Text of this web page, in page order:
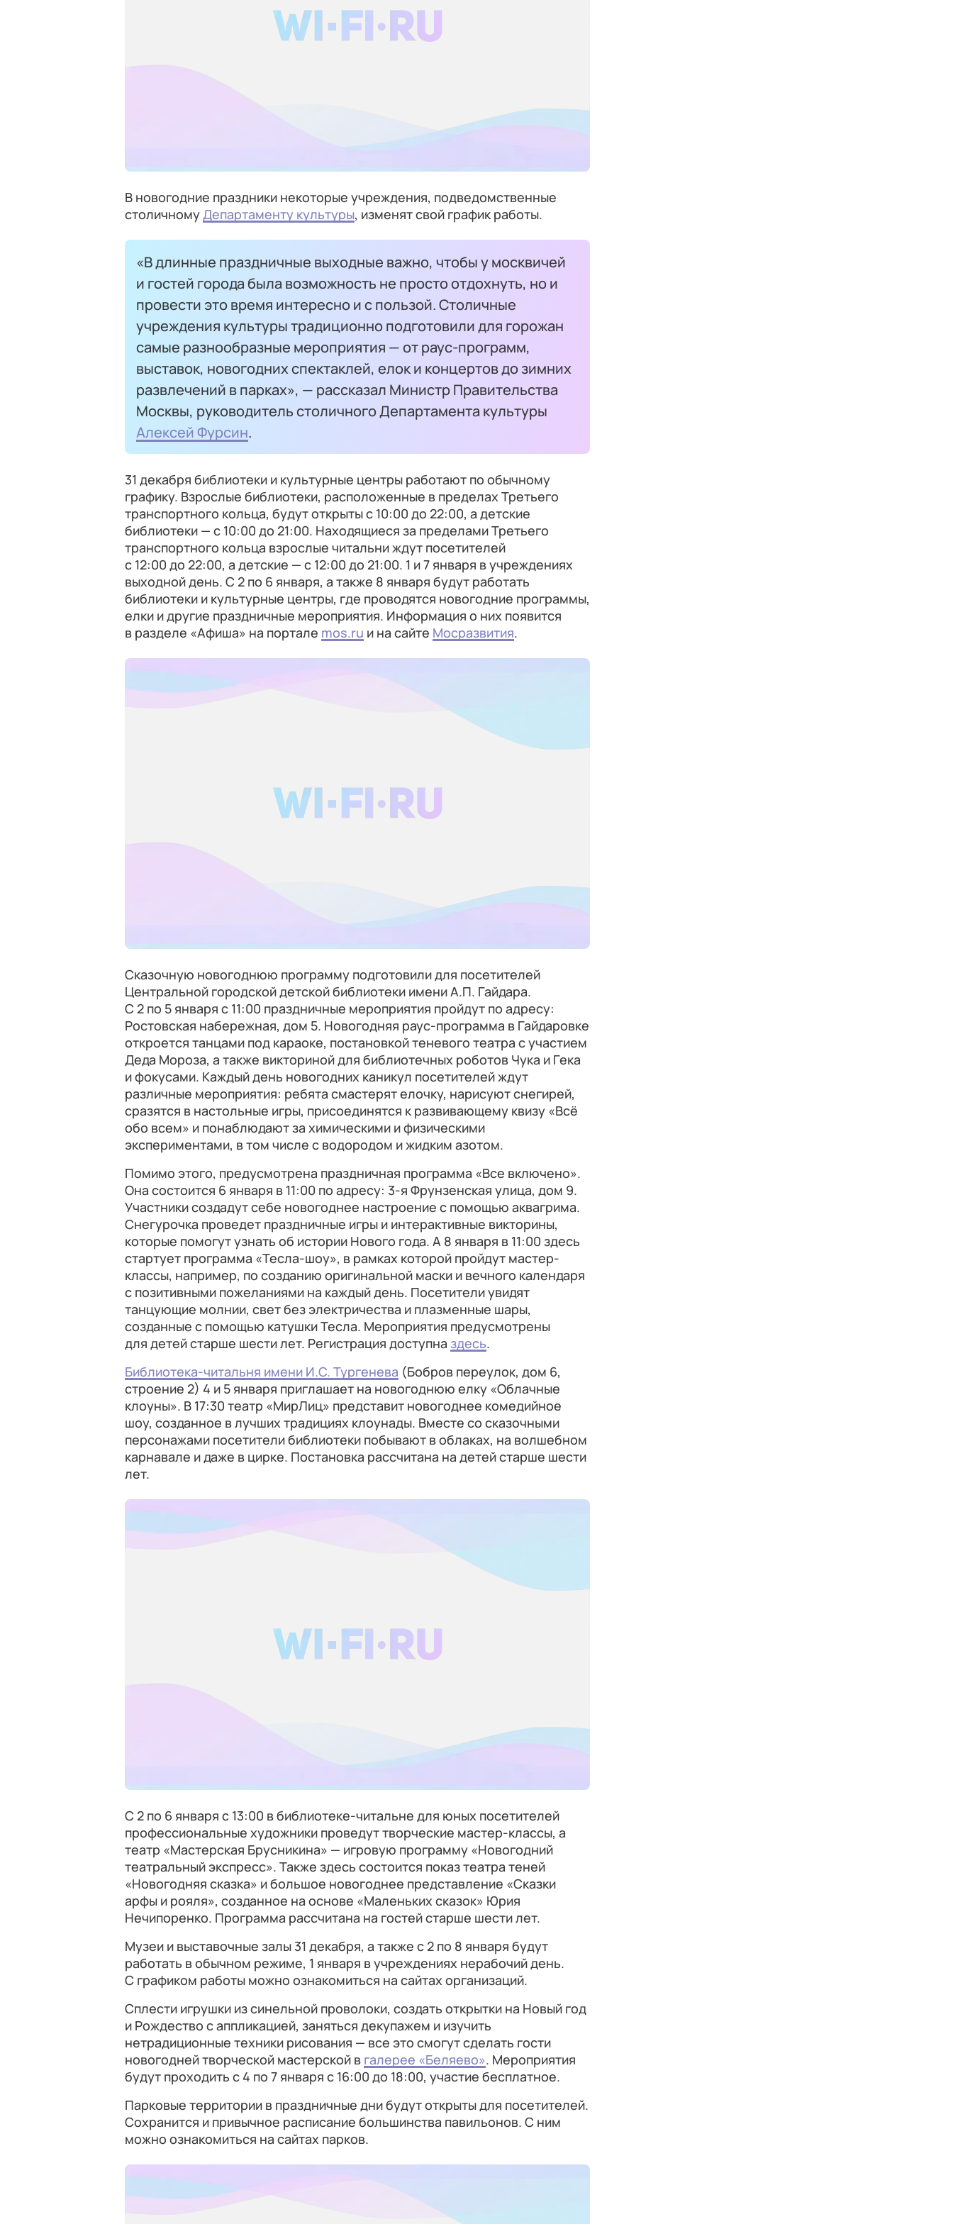
В новогодние праздники некоторые учреждения, подведомственные
столичномуДепартаменту культуры, изменят свой график работы.
«В длинные праздничные выходные важно, чтобы у москвичей
и гостей города была возможность не просто отдохнуть, но и
провести это время интересно и с пользой. Столичные
учреждения культуры традиционно подготовили для горожан
самые разнообразные мероприятия — от раус-программ,
выставок, новогодних спектаклей, елок и концертов до зимних
развлечений в парках», — рассказал Министр Правительства
Москвы, руководитель столичного Департамента культуры
Алексей Фурсин.
31 декабря библиотеки и культурные центры работают по обычному
графику. Взрослые библиотеки, расположенные в пределах Третьего
транспортного кольца, будут открыты с 10:00 до 22:00, а детские
библиотеки — с 10:00 до 21:00. Находящиеся за пределами Третьего
транспортного кольца взрослые читальни ждут посетителей
с 12:00 до 22:00, а детские — с 12:00 до 21:00. 1 и 7 января в учреждениях
выходной день. С 2 по 6 января, а также 8 января будут работать
библиотеки и культурные центры, где проводятся новогодние программы,
елки и другие праздничные мероприятия. Информация о них появится
в разделе «Афиша» на портале mos.ru и на сайте Мосразвития.
Сказочную новогоднюю программу подготовили для посетителей
Центральной городской детской библиотеки имени А.П. Гайдара.
С 2 по 5 января с 11:00 праздничные мероприятия пройдут по адресу:
Ростовская набережная, дом 5. Новогодняя раус-программа в Гайдаровке
откроется танцами под караоке, постановкой теневого театра с участием
Деда Мороза, а также викториной для библиотечных роботов Чука и Гека
и фокусами. Каждый день новогодних каникул посетителей ждут
различные мероприятия: ребята смастерят елочку, нарисуют снегирей,
сразятся в настольные игры, присоединятся к развивающему квизу «Всё
обо всем» и понаблюдают за химическими и физическими
экспериментами, в том числе с водородом и жидким азотом.
Помимо этого, предусмотрена праздничная программа «Все включено».
Она состоится 6 января в 11:00 по адресу: 3-я Фрунзенская улица, дом 9.
Участники создадут себе новогоднее настроение с помощью аквагрима.
Снегурочка проведет праздничные игры и интерактивные викторины,
которые помогут узнать об истории Нового года. А 8 января в 11:00 здесь
стартует программа «Тесла-шоу», в рамках которой пройдут мастер-
классы, например, по созданию оригинальной маски и вечного календаря
с позитивными пожеланиями на каждый день. Посетители увидят
танцующие молнии, свет без электричества и плазменные шары,
созданные с помощью катушки Тесла. Мероприятия предусмотрены
для детей старше шести лет. Регистрация доступна здесь.
Библиотека-читальня имени И.С. Тургенева (Бобров переулок, дом 6,
строение 2) 4 и 5 января приглашает на новогоднюю елку «Облачные
клоуны». В 17:30 театр «МирЛиц» представит новогоднее комедийное
шоу, созданное в лучших традициях клоунады. Вместе со сказочными
персонажами посетители библиотеки побывают в облаках, на волшебном
карнавале и даже в цирке. Постановка рассчитана на детей старше шести
лет.
С 2 по 6 января с 13:00 в библиотеке-читальне для юных посетителей
профессиональные художники проведут творческие мастер-классы, а
театр «Мастерская Брусникина» — игровую программу «Новогодний
театральный экспресс». Также здесь состоится показ театра теней
«Новогодняя сказка» и большое новогоднее представление «Сказки
арфы и рояля», созданное на основе «Маленьких сказок» Юрия
Нечипоренко. Программа рассчитана на гостей старше шести лет.
Музеи и выставочные залы 31 декабря, а также с 2 по 8 января будут
работать в обычном режиме, 1 января в учреждениях нерабочий день.
С графиком работы можно ознакомиться на сайтах организаций.
Сплести игрушки из синельной проволоки, создать открытки на Новый год
и Рождество с аппликацией, заняться декупажем и изучить
нетрадиционные техники рисования — все это смогут сделать гости
новогодней творческой мастерской в галерее «Беляево». Мероприятия
будут проходить с 4 по 7 января с 16:00 до 18:00, участие бесплатное.
Парковые территории в праздничные дни будут открыты для посетителей.
Сохранится и привычное расписание большинства павильонов. С ним
можно ознакомиться на сайтах парков.